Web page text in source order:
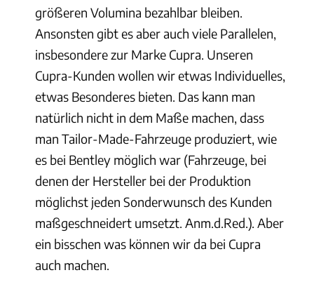
größeren Volumina bezahlbar bleiben.
Ansonsten gibt es aber auch viele Parallelen,
insbesondere zur Marke Cupra. Unseren
Cupra-Kunden wollen wir etwas Individuelles,
etwas Besonderes bieten. Das kann man
natürlich nicht in dem Maße machen, dass
man Tailor-Made-Fahrzeuge produziert, wie
es bei Bentley möglich war (Fahrzeuge, bei
denen der Hersteller bei der Produktion
möglichst jeden Sonderwunsch des Kunden
maßgeschneidert umsetzt. Anm.d.Red.). Aber
ein bisschen was können wir da bei Cupra
auch machen.